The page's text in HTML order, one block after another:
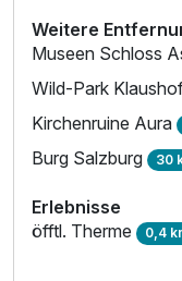
Weitere
Museen Schloss
Wild-Park
Kirchenruine Aura
Burg Salzburg 30
Erlebnisse
öfftl. Therme 0,4